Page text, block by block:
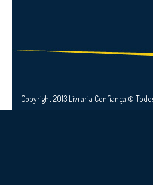
Copyright 2013 Livraria Confiança ©